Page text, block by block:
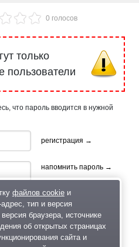
0 голосов
только
пользователи
что пароль вводится в нужной
регистрация →
напомнить пароль →
файлов cookieи
тип и версия
браузера, источнике
об открытых страницах
сайта и